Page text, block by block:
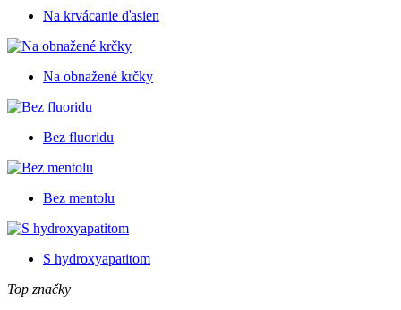
Na krvácanie ďasien
Na obnažené krčky
Bez fluoridu
Bez mentolu
S hydroxyapatitom
Top značky